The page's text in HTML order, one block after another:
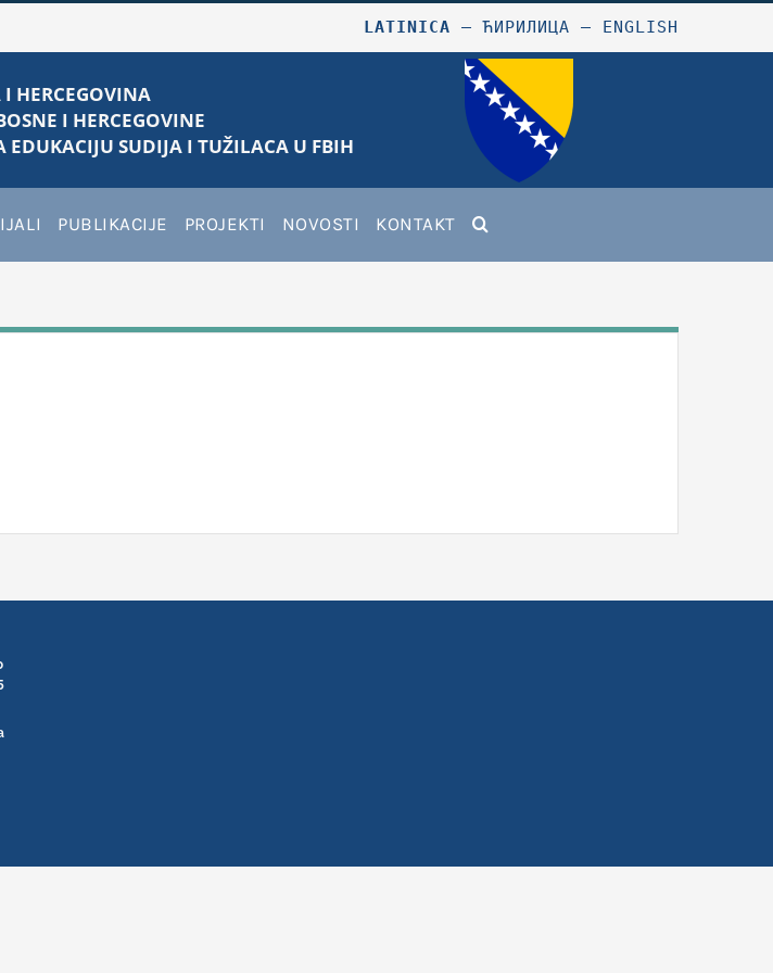
LATINICA –ЋИРИЛИЦА – ENGLISH
I HERCEGOVINA
I HERCEGOVINE
EDUKACIJU SUDIJA I TUŽILACA U FBIH
PUBLIKACIJE PROJEKTI NOVOSTI KONTAKT